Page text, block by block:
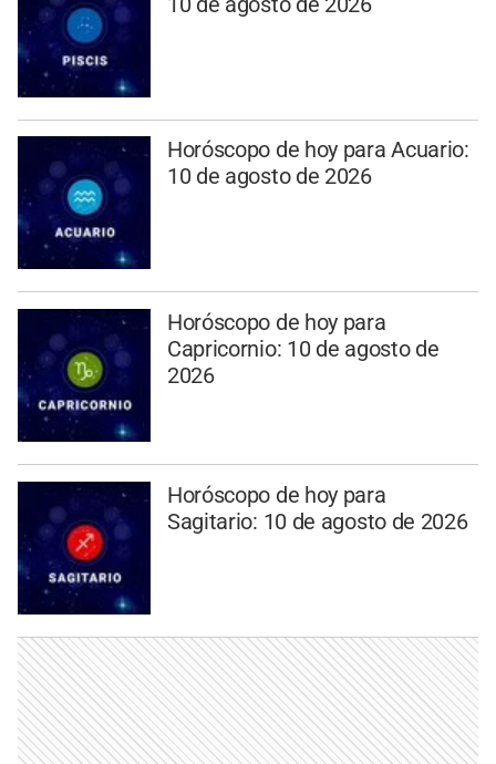
Horóscopo de hoy para Acuario:
10 de agosto de 2026
Horóscopo de hoy para
Capricornio: 10 de agosto de
2026
Horóscopo de hoy para
Sagitario: 10 de agosto de 2026